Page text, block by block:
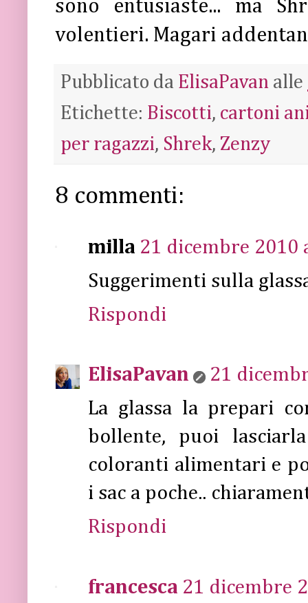
sono entusiaste... ma
volentieri. Magari
Pubblicato da ElisaPavan alle
Etichette: Biscotti, cartoni
per ragazzi, Shrek, Zenzy
8 commenti:
milla 21 dicembre 2010
Suggerimenti sulla
Rispondi
ElisaPavan
21
La glassa la prepari
bollente, puoi
coloranti alimentari e
i sac a poche..
Rispondi
francesca 21 dicembre